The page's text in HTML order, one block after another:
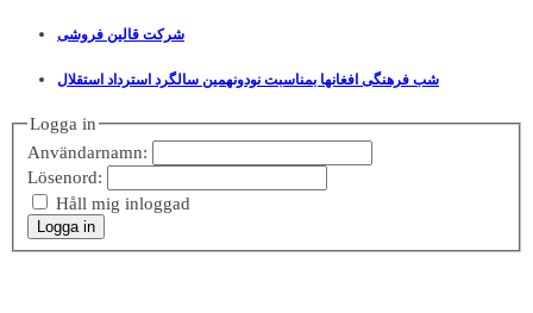
شرکت قالین فروشی
شب فرهنگی افغانها بمناسبت نودونهمین سالگرد استرداد استقلال
Logga in
Användarnamn:
Lösenord:
Håll mig inloggad
Logga in